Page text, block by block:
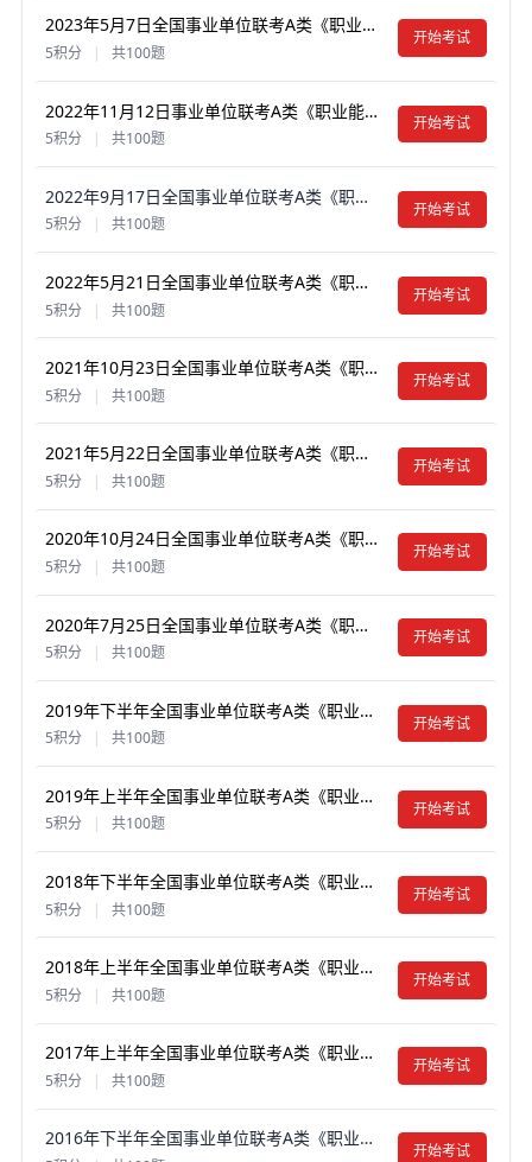
2023年5月7日全国事业单位联考A类《职业能力倾向测验》真题试卷及答案【含解析】（广西/黑龙江/内蒙古/云南/宁夏/贵州/海南/安徽/甘肃/江西/重庆/四川/陕西/青海/山西/新疆/辽宁）
5积分 | 共100题
开始考试
2022年11月12日事业单位联考A类《职业能力倾向测验》真题试卷及答案【含解析】（辽宁/云南）
5积分 | 共100题
开始考试
2022年9月17日全国事业单位联考A类《职业能力倾向测验》真题试卷及答案【含解析】（安徽/甘肃/海南/湖北/湖南/辽宁大连/陕西/四川绵阳/云南/吉林长春/重庆市属）
5积分 | 共100题
开始考试
2022年5月21日全国事业单位联考A类《职业能力倾向测验》真题试卷及答案【含解析】（内蒙古/宁夏/新疆/湖北/湖南/云南/贵州/广西/四川/海南）
5积分 | 共100题
开始考试
2021年10月23日全国事业单位联考A类《职业能力倾向测验》真题试卷及答案【含解析】（安徽/湖南/四川）
5积分 | 共100题
开始考试
2021年5月22日全国事业单位联考A类《职业能力倾向测验》真题试卷及答案【含解析】（安徽/湖北/贵州/云南/广西/宁夏/青海/甘肃/四川/内蒙古/陕西西安）
5积分 | 共100题
开始考试
2020年10月24日全国事业单位联考A类《职业能力倾向测验》真题试卷及答案【含解析】（云南/贵州/湖北/四川/甘肃/内蒙古）
5积分 | 共100题
开始考试
2020年7月25日全国事业单位联考A类《职业能力倾向测验》真题试卷及答案【含解析】（安徽/湖北/内蒙古/青海/甘肃/广西/宁夏/云南/四川）
5积分 | 共100题
开始考试
2019年下半年全国事业单位联考A类《职业能力倾向测验》真题试卷及答案【含解析】（贵州/湖北/内蒙古/安徽/云南/青海/甘肃/四川/江苏淮安市）
5积分 | 共100题
开始考试
2019年上半年全国事业单位联考A类《职业能力倾向测验》真题试卷及答案【含解析】（宁夏/广西/云南/贵州/湖北/安徽/陕西/青海/内蒙古/甘肃）
5积分 共100题
开始考试
2018年下半年全国事业单位联考A类《职业能力倾向测验》真题试卷及答案【含解析】（内蒙古/贵州/青海）
5积分 | 共100题
开始考试
2018年上半年全国事业单位联考A类《职业能力倾向测验》真题试卷及答案【含解析】（云南/湖北/安徽/贵州/宁夏/广西/青海/陕西/甘肃）
5积分 | 共100题
开始考试
2017年上半年全国事业单位联考A类《职业能力倾向测验》真题试卷及答案【含解析】（云南/湖北/安徽/贵州/宁夏/广西/青海/陕西/内蒙古/上海）
5积分 | 共100题
开始考试
2016年下半年全国事业单位联考A类《职业能力倾向测验》真题试卷及答案【含解析】（青海/甘肃/贵州/安徽/云南）
开始考试